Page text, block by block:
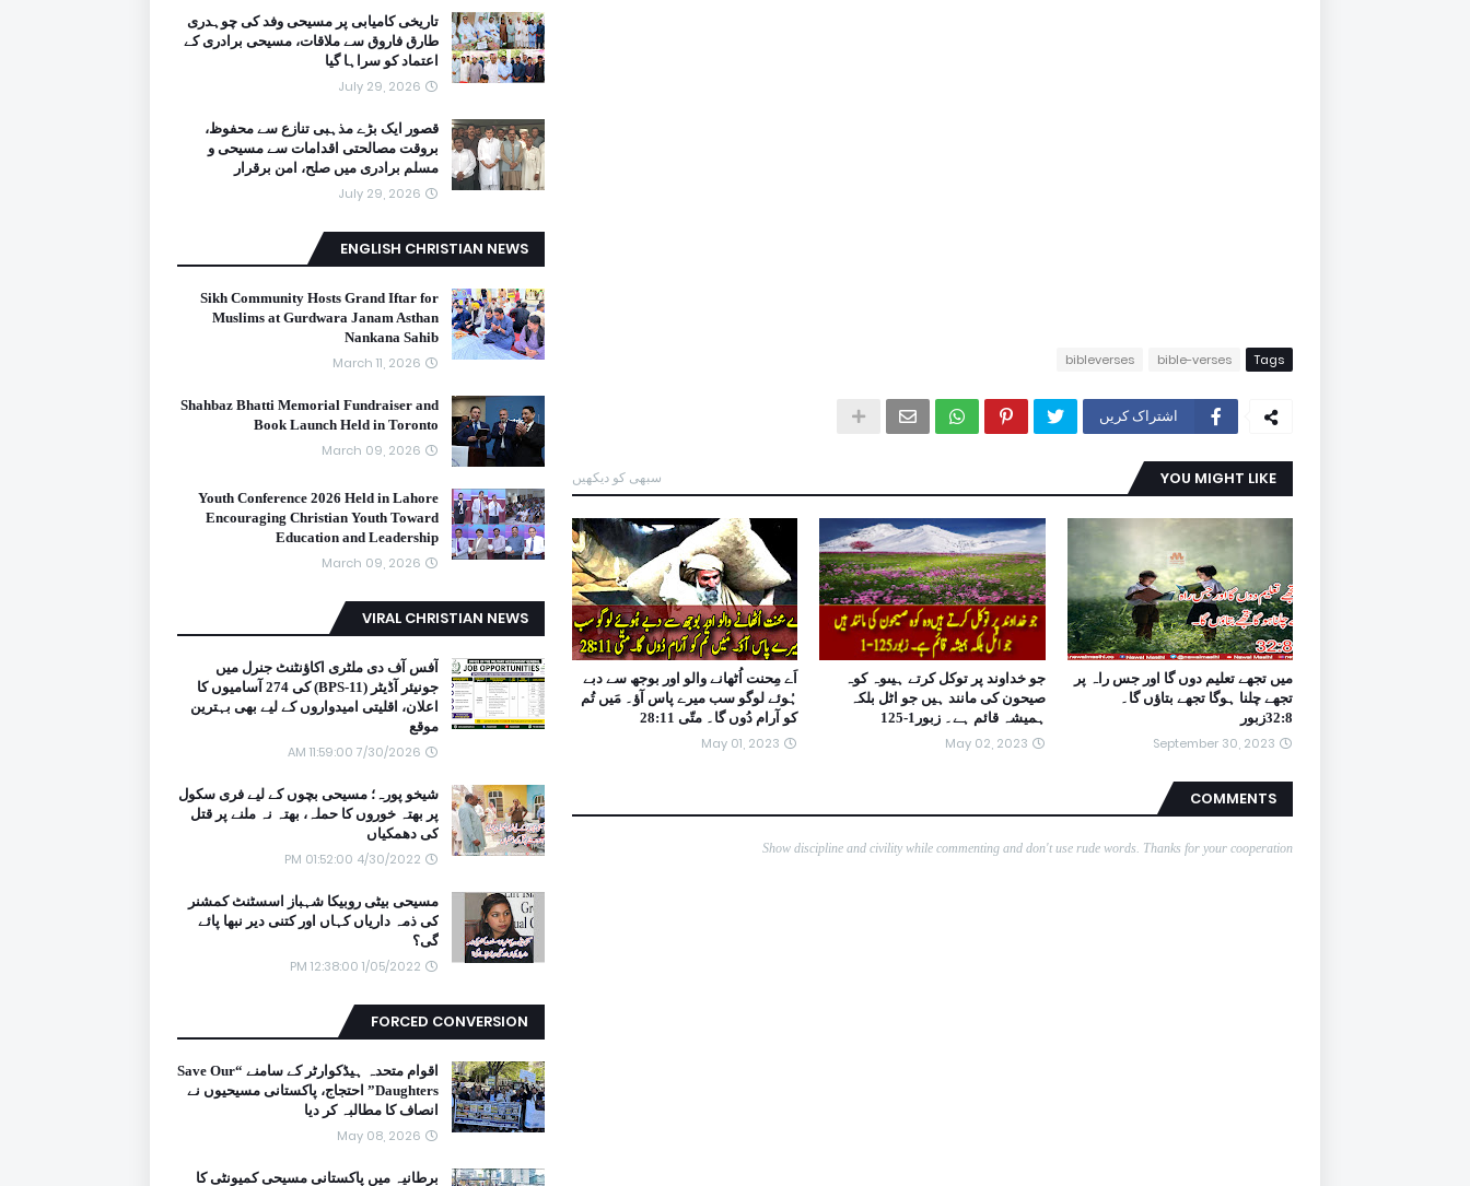
Tags
bible-verses
bibleverses
اشتراک کریں
YOU MIGHT LIKE سبھی کو دیکھیں
میں تجھے تعلیم دوں گا اور جس راہ پر
تجھے چلنا ہوگا تجھے بتاؤں گا۔
32:8زبور
September 30, 2023
جو خداوند پر توکل کرتے ہیںوہ کوہ
صیحون کی مانند ہیں جو اٹل بلکہ
ہمیشہ قائم ہے۔ زبور1-125
May 02, 2023
اَے مِحنت اُٹھانے والو اور بوجھ سے دبے
ہُوئے لوگو سب میرے پاس آؤ۔ مَیں تُم
کو آرام دُوں گا۔ متّی 11:‏28
May 01, 2023
COMMENTS
Show discipline and civility while commenting and don't use rude words. Thanks for your cooperation
تاریخی کامیابی پر مسیحی وفد کی چوہدری
طارق فاروق سے ملاقات، مسیحی برادری کے
اعتماد کو سراہا گیا
July 29, 2026
قصور ایک بڑے مذہبی تنازع سے محفوظ،
بروقت مصالحتی اقدامات سے مسیحی و
مسلم برادری میں صلح، امن برقرار
July 29, 2026
ENGLISH CHRISTIAN NEWS
Sikh Community Hosts Grand Iftar for
Muslims at Gurdwara Janam Asthan
Nankana Sahib
March 11, 2026
Shahbaz Bhatti Memorial Fundraiser and
Book Launch Held in Toronto
March 09, 2026
Youth Conference 2026 Held in Lahore
Encouraging Christian Youth Toward
Education and Leadership
March 09, 2026
VIRAL CHRISTIAN NEWS
آفس آف دی ملٹری اکاؤنٹنٹ جنرل میں
جونیئر آڈیٹر (BPS-11) کی 274 آسامیوں کا
اعلان، اقلیتی امیدواروں کے لیے بھی بہترین
موقع
7/30/2026 11:59:00 AM
شیخو پورہ؛ مسیحی بچوں کے لیے فری سکول
پر بھتہ خوروں کا حملہ، بھتہ نہ ملنے پر قتل
کی دھمکیاں
4/30/2022 01:52:00 PM
مسیحی بیٹی روبیکا شہباز اسسٹنٹ کمشنر
کی ذمہ داریاں کہاں اور کتنی دیر نبھا پائے
گی؟
1/05/2022 12:38:00 PM
FORCED CONVERSION
اقوام متحدہ ہیڈکوارٹر کے سامنے “Save Our
Daughters” احتجاج، پاکستانی مسیحیوں نے
انصاف کا مطالبہ کر دیا
May 08, 2026
برطانیہ میں پاکستانی مسیحی کمیونٹی کا